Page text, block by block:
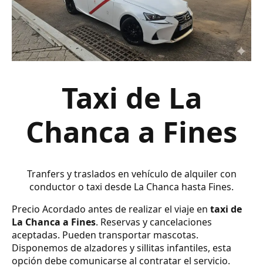
Taxi de La
Chanca a Fines
Tranfers y traslados en vehículo de alquiler con
conductor o taxi desde La Chanca hasta Fines.
Precio Acordado antes de realizar el viaje en taxi de
La Chanca a Fines. Reservas y cancelaciones
aceptadas. Pueden transportar mascotas.
Disponemos de alzadores y sillitas infantiles, esta
opción debe comunicarse al contratar el servicio.